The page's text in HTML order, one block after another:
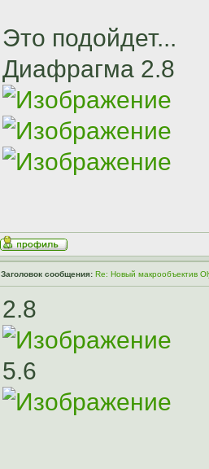
Это подойдет...
Диафрагма 2.8
Заголовок сообщения: Re: Новый макрообъектив
2.8
5.6